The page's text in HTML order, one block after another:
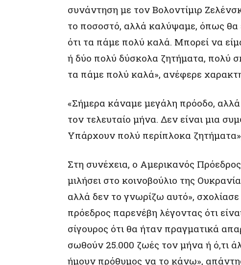
συνάντηση με τον Βολοντίμιρ
το ποσοστό, αλλά καλύψαμε, όπως θα
ότι τα πάμε πολύ καλά. Μπορεί να
ή δύο πολύ δύσκολα ζητήματα, πολύ
τα πάμε πολύ καλά», ανέφερε
«Σήμερα κάναμε μεγάλη πρόοδο,
τον τελευταίο μήνα. Δεν είναι μια
Υπάρχουν πολύ περίπλοκα
Στη συνέχεια, ο Αμερικανός
μιλήσει στο κοινοβούλιο της
αλλά δεν το γνωρίζω αυτό»,
πρόεδρος παρενέβη λέγοντας ότι
σίγουρος ότι θα ήταν πραγματικά
σωθούν 25.000 ζωές τον μήνα ή ό,τι
ήμουν πρόθυμος να το κάνω»,